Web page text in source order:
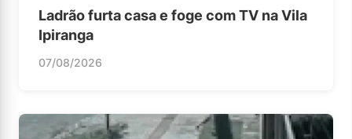
Ladrão furta casa e foge com TV na Vila
Ipiranga
07/08/2026